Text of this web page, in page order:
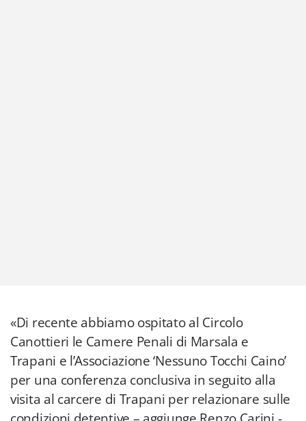
«Di recente abbiamo ospitato al Circolo
Canottieri le Camere Penali di Marsala e
Trapani e l’Associazione ‘Nessuno Tocchi Caino’
per una conferenza conclusiva in seguito alla
visita al carcere di Trapani per relazionare sulle